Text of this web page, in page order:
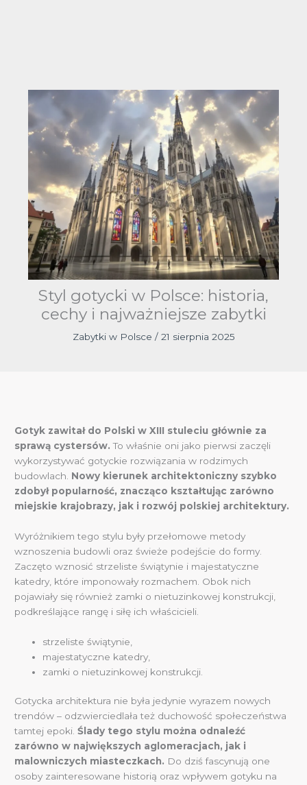
Styl gotycki w Polsce: historia,
cechy i najważniejsze zabytki
Zabytki w Polsce / 21 sierpnia 2025
Gotyk zawitał do Polski w XIII stuleciu głównie za
sprawą cystersów. To właśnie oni jako pierwsi zaczęli
wykorzystywać gotyckie rozwiązania w rodzimych
budowlach. Nowy kierunek architektoniczny szybko
zdobył popularność, znacząco kształtując zarówno
miejskie krajobrazy, jak i rozwój polskiej architektury.
Wyróżnikiem tego stylu były przełomowe metody
wznoszenia budowli oraz świeże podejście do formy.
Zaczęto wznosić strzeliste świątynie i majestatyczne
katedry, które imponowały rozmachem. Obok nich
pojawiały się również zamki o nietuzinkowej konstrukcji,
podkreślające rangę i siłę ich właścicieli.
strzeliste świątynie,
majestatyczne katedry,
zamki o nietuzinkowej konstrukcji.
Gotycka architektura nie była jedynie wyrazem nowych
trendów – odzwierciedlała też duchowość społeczeństwa
tamtej epoki.Ślady tego stylu można odnaleźć
zarówno w największych aglomeracjach, jak i
malowniczych miasteczkach. Do dziś fascynują one
osoby zainteresowane historią oraz wpływem gotyku na